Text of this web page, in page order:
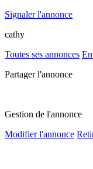
Signaler l'annonce
cathy
Toutes ses annonces
Partager l'annonce
Gestion de l'annonce
Modifier l'annonce